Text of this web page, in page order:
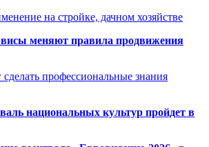
на стройке, дачном хозяйстве
меняют правила продвижения
профессиональные знания
национальных культур пройдет в